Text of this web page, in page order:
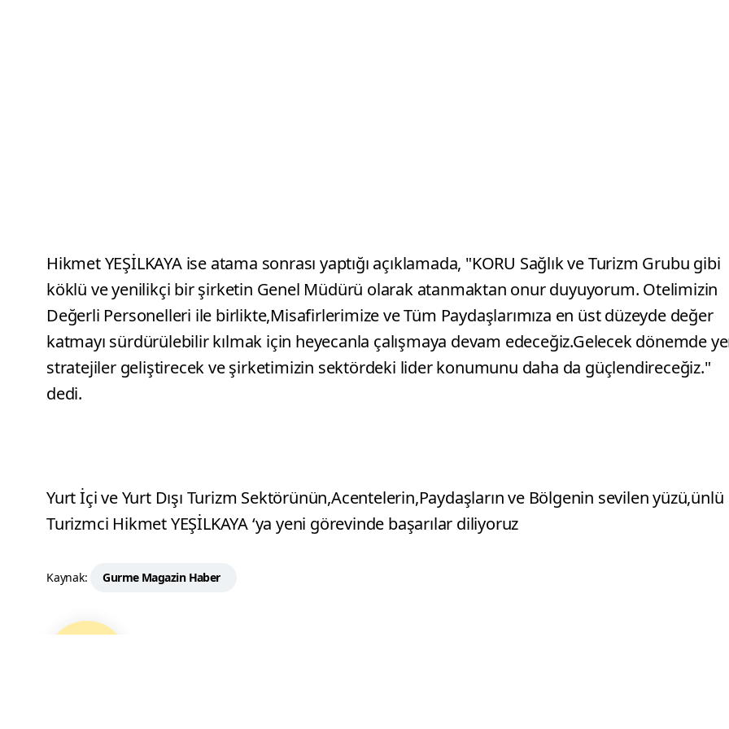
Hikmet YEŞİLKAYA ise atama sonrası yaptığı açıklamada, "KORU Sağlık ve Turizm Grubu gibi
köklü ve yenilikçi bir şirketin Genel Müdürü olarak atanmaktan onur duyuyorum. Otelimizin
Değerli Personelleri ile birlikte,Misafirlerimize ve Tüm Paydaşlarımıza en üst düzeyde değer
katmayı sürdürülebilir kılmak için heyecanla çalışmaya devam edeceğiz.Gelecek dönemde
stratejiler geliştirecek ve şirketimizin sektördeki lider konumunu daha da güçlendireceğiz."
dedi.
Yurt İçi ve Yurt Dışı Turizm Sektörünün,Acentelerin,Paydaşların ve Bölgenin sevilen yüzü,ünlü
Turizmci Hikmet YEŞİLKAYA ‘ya yeni görevinde başarılar diliyoruz
Kaynak: Gurme Magazin Haber